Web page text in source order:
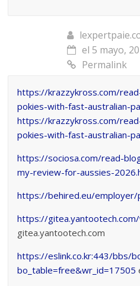
el 5 mayo,
Permalink
https://krazzykross.com/
pokies-with-fast-australian-
https://krazzykross.com/
pokies-with-fast-australian-
https://sociosa.com/read-
my-review-for-aussies-
https://behired.eu/employer/
https://
gitea.yantootech.com
https://eslink.co.kr:443/bbs/
bo_table=free&wr_id=17505